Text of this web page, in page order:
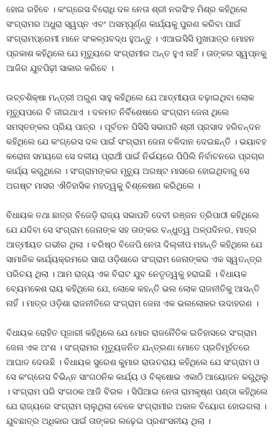
ହୋଇ ରହିବେ । କଂଗ୍ରେସ ବିରୋଧି ଦଳ ନେତା ଶ୍ରୀ ନରସିଂହ ମିଶ୍ର କହିଥିଲେ
ସଂଗ୍ରାମର ଅଧୁରା ସ୍ୱପ୍ନ ଏବଂ ଅସମ୍ପୂର୍ଣ୍ଣ କାର୍ଯ୍ୟକୁ ପୁରଣ କରିବା ପାଇଁ
ସଂଗ୍ରାମପ୍ରେମୀ ମାନେ ସଂକଳ୍ପବଦ୍ଧ ହୁଅନ୍ତୁ । ଏଆଇସିସି ମୁଖପାତ୍ର ମୋହନ
ପ୍ରକାଶ କହିଥିଲେ ଯେ ମୃତ୍ୟୁରେ ସଂଗ୍ରାମୀର ଅନ୍ତ ହୁଏ ନାହିଁ । ତାଙ୍କର ସ୍ୱପ୍ନକୁ
ଆଜିର ଯୁବପିଢ଼ୀ ସାକାର କରିବେ ।
ଉଚ୍ଚଶିକ୍ଷା ମନ୍ତ୍ରୀ ଅରୁଣ ସାହୁ କହିଥିଲେ ଯେ ଆତ୍ମୀୟତା ବଢ଼ାଇଥିବା ଲୋକ
ମୃତ୍ୟୁପରେ ବି ଜୀଇଥାଏ । ଦଳମତ ନିର୍ବିଶେଷରେ ସଂଗ୍ରାମ ଜେନା ଥିଲେ
ସମସ୍ତଙ୍କର ପ୍ରିୟ ପାତ୍ର । ପୂର୍ବତନ ପିସିସି ସଭାପତି ଶ୍ରୀ ପ୍ରସାଦ ହରିଚନ୍ଦନ
କହିଥିଲେ ଯେ କଂଗ୍ରେସ ଦଳ ପାଇଁ ସଂଗ୍ରାମ ଜେନା ବଳିଦାନ ଦେଇଛନ୍ତି । ଭୟାବହ
କରୋନା ସମୟରେ ସେ ଦଳୀୟ ପ୍ରାର୍ଥୀ ପାଇଁ ନିର୍ଭୟରେ ପିପିଲି ନିର୍ବାଚନରେ ପ୍ରଚାର
କାର୍ଯ୍ୟ କରୁଥିଲେ । ସଂଗ୍ରାମଙ୍କର ମୃତ୍ୟୁ ଅଗଷ୍ଟ ମାସରେ ହୋଇଥିବାରୁ ସେ
ଅଗଷ୍ଟ ମାସର ଐତିହାସିକ ମହତ୍ୱକୁ ବିଶ୍ଳେଷଣ କରିଥିଲେ ।
ବିଧାୟକ ତଥା ଛାତ୍ର ବିଜେଡ଼ି ରାଜ୍ୟ ସଭାପତି ଦେବୀ ରଞ୍ଜନ ତ୍ରିପାଠୀ କହିଥିଲେ
ଯେ ଯଦିବା ସେ ସଂଗ୍ରାମ ଜେନାଙ୍କ ସହ ତାଙ୍କର ବନ୍ଧୁତ୍ୱ ଅଳ୍ପଦିନର, ମାତ୍ର
ଆତ୍ମୀୟତ ଗଭୀର ଥିଲା । ବରିଷ୍ଠ ବିଜେପି ନେତା ଦିଲ୍ଳୀପ ମହାନ୍ତି କହିଥିଲେ ଯେ
ସାମାଜିକ କାର୍ଯ୍ୟକ୍ରମରେ ସାରା ଓଡ଼ିଶାରେ ସଂଗ୍ରାମ ଜେନାଙ୍କର ଏକ ସ୍ୱତନ୍ତ୍ର
ପରିଚୟ ଥିଲା । ଆମ ରାଜ୍ୟ ଏକ ବିରାଟ ଯୁବ ନେତୃତ୍ୱକୁ ହରାଇଛି । ବିଧାୟକ
ବ୍ୟେମକେଶ ରାୟ କହିଥିଲେ ଯେ, ଲୋକେ କହନ୍ତି ଭଲ ଲୋକ ରାଜନୀତିକୁ ଆସନ୍ତି
ନାହିଁ । ମାତ୍ର ଓଡ଼ିଶା ରାଜନୀତିରେ ସଂଗ୍ରାମ ଜେନା ଏକ ଭଲଲୋକର ଉଦାହରଣ ।
ବିଧାୟକ ରୋହିତ ପୂଜାରୀ କହିଥିଲେ ଯେ ମୋର ରାଜନୈତିକ ଇତିହାସରେ ସଂଗ୍ରାମ
ଜେନା ଏକ ଅଂଶ । ସଂଗ୍ରାମର ମୃତ୍ୟୁଜନିତ ଯନ୍ତ୍ରଣା ମୋତେ ପ୍ରତିମୂର୍ହତରେ
ଆଘାତ ଦେଉଛି । ବିଧାୟକ ସୁରେଶ କୁମାର ରାଉତରାୟ କହିଥିଲେ ଯେ ସଂଗ୍ରାମ ଓ
ସେ କଂଗ୍ରେସ ବିଭିନ୍ନ ସାଂଗଠନିକ କାର୍ଯ୍ୟ ଓ ବିକ୍ଷୋଭ ଏକାଠି ଆୟୋଜନ କରୁଥିଲୁ
। ସଂଗ୍ରାମ ପରି ସଂଗଠକ ଆଜି ବିରଳ । ସିପିଆଇ ନେତା ରାମକୃଷ୍ଣ ପଣ୍ଡା କହିଥିଲେ
ଯେ ରାଜ୍ୟରେ ସଂଗ୍ରାମ ଚାଲୁଥିଲା ବେଳେ ସଂଗ୍ରାମୀର ଅକାଳ ବିୟୋଗ ହୋଇଗଲା ।
ଯୁବଛାତ୍ର ଅଧିକାର ପାଇଁ ତାଙ୍କର ଲଢ଼େଇ ପ୍ରଶଂସନୀୟ ଥିଲା ।